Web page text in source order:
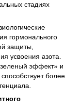
стадиях
гормонального
защиты,
усвоения азота.
эффект» и
более